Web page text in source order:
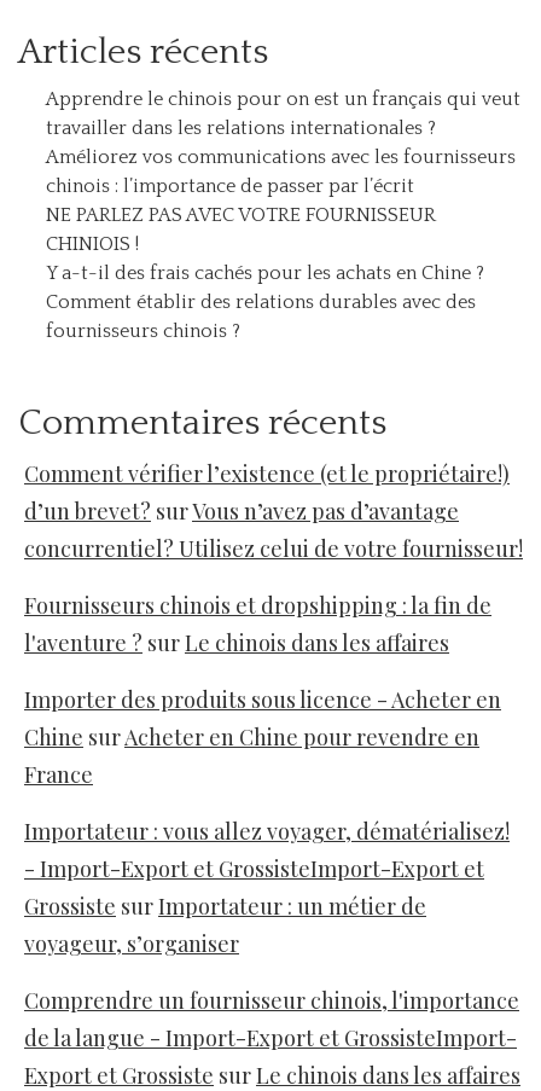
Articles récents
Apprendre le chinois pour on est un français qui veut
travailler dans les relations internationales ?
Améliorez vos communications avec les fournisseurs
chinois : l’importance de passer par l’écrit
NE PARLEZ PAS AVEC VOTRE FOURNISSEUR
CHINIOIS !
Y a-t-il des frais cachés pour les achats en Chine ?
Comment établir des relations durables avec des
fournisseurs chinois ?
Commentaires récents
Comment vérifier l’existence (et le propriétaire!)
d’un brevet? surVous n’avez pas d’avantage
concurrentiel? Utilisez celui de votre fournisseur!
Fournisseurs chinois et dropshipping : la fin de
l'aventure ? surLe chinois dans les affaires
Importer des produits sous licence - Acheter en
Chine surAcheter en Chine pour revendre en
France
Importateur : vous allez voyager, dématérialisez!
- Import-Export et GrossisteImport-Export et
Grossiste surImportateur : un métier de
voyageur, s’organiser
Comprendre un fournisseur chinois, l'importance
de la langue - Import-Export et GrossisteImport-
Export et Grossiste surLe chinois dans les affaires